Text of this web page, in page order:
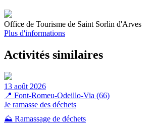
Office de Tourisme de Saint Sorlin d'Arves
Plus d'informations
Activités similaires
13 août 2026
📍 Font-Romeu-Odeillo-Via (66)
Je ramasse des déchets
⛰️ Ramassage de déchets